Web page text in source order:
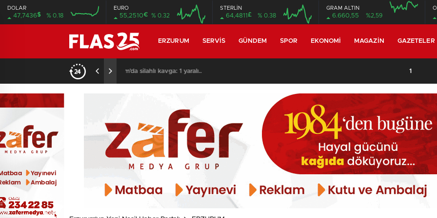
DOLAR
47,7436$ % 0.18
EURO
55,2510€ % 0.32
STERLİN
64,4811 £ % 0.38
GRAM ALTIN
6.660,55 %2,59
ERZURUM SERVIS GÜNDEM SPOR EKONOMI MAGAZIN GAZETELER
17:36 / Türkiye’de bir ilki yapıyor: Kilim üzerine fırçasıyla Türk tarihini resmediyor..